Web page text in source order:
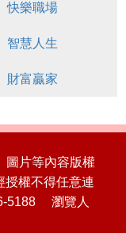
快樂職場
智慧人生
財富贏家
圖片等內容版權
授權不得任意連
5188 瀏覽人